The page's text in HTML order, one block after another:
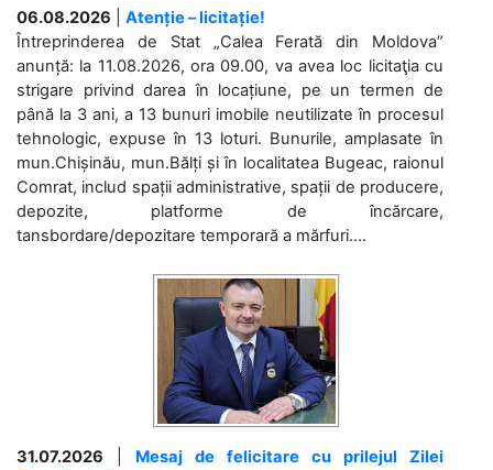
06.08.2026
Atenție – licitație!
Întreprinderea de Stat „Calea Ferată din Moldova”
anunță: la 11.08.2026, ora 09.00, va avea loc licitaţia cu
strigare privind darea în locațiune, pe un termen de
până la 3 ani, a 13 bunuri imobile neutilizate în procesul
tehnologic, expuse în 13 loturi. Bunurile, amplasate în
mun.Chișinău, mun.Bălți și în localitatea Bugeac, raionul
Comrat, includ spații administrative, spații de producere,
depozite, platforme de încărcare,
tansbordare/depozitare temporară a mărfuri....
31.07.2026
Mesaj de felicitare cu prilejul Zilei